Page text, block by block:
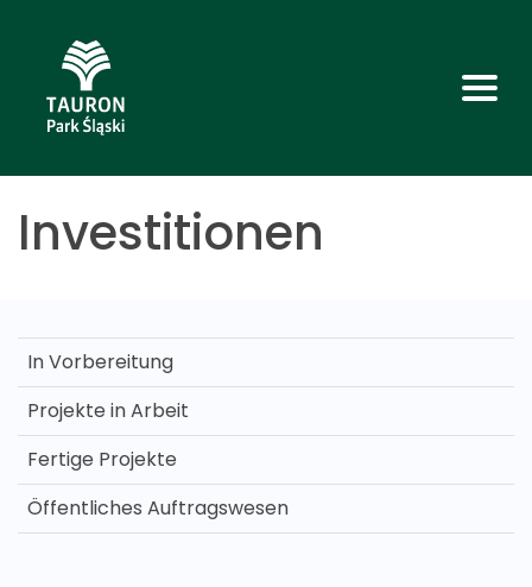
Investitionen
In Vorbereitung
Projekte in Arbeit
Fertige Projekte
Öffentliches Auftragswesen